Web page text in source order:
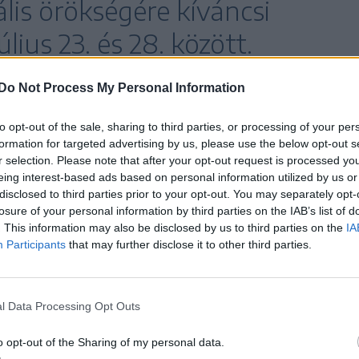
Do Not Process My Personal Information
opt-out of the sale, sharing to third parties, or processing of your
for targeted advertising by us, please use the below opt-out
selection. Please note that after your opt-out request is processed
interest-based ads based on personal information utilized by us
to third parties prior to your opt-out. You may separately
of your personal information by third parties on the IAB’s list of
This information may also be disclosed by us to third parties on the
Participants that may further disclose it to other third parties.
Data Processing Opt Outs
opt-out of the Sharing of my personal data.
örökségére kíváncsi
23. és 28. között.
mutatja be legfontosabb idei projektjeit az
Nekünk Mohács kell! – Méltó felkészülés az
régész, a pécsi Janus Pannonius Múzeum
és Móczár Gábor, a NÖRI főigazgatója
történő felkészülés legfontosabb
a Mohács 500 program
állásáról, kutatási